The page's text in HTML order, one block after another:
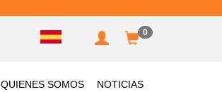
0
QUIENES SOMOS NOTICIAS